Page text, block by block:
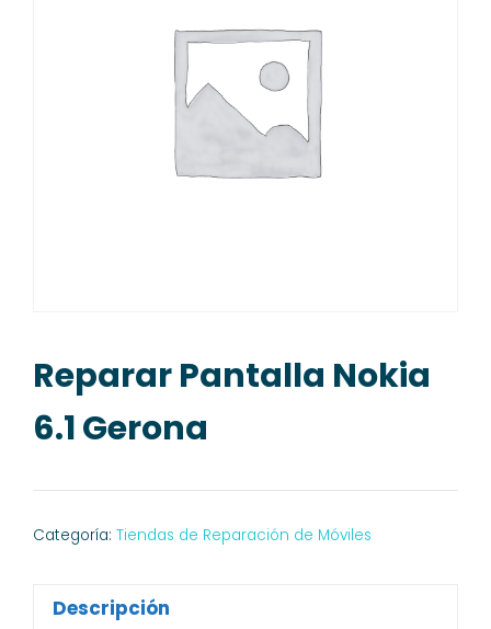
Reparar Pantalla Nokia
6.1 Gerona
Categoría: Tiendas de Reparación de Móviles
Descripción